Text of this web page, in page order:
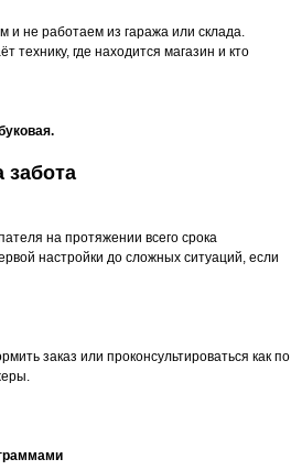
не работаем из гаража или склада.
технику, где находится магазин и кто
на протяжении всего срока
настройки до сложных ситуаций, если
заказ или проконсультироваться как по